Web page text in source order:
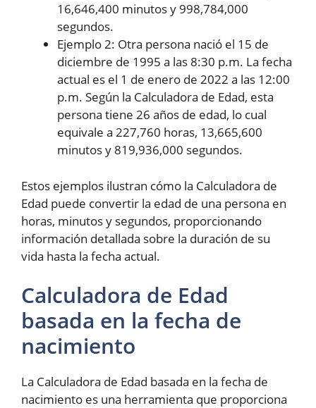
16,646,400 minutos y 998,784,000
segundos.
Ejemplo 2: Otra persona nació el 15 de
diciembre de 1995 a las 8:30 p.m. La fecha
actual es el 1 de enero de 2022 a las 12:00
p.m. Según la Calculadora de Edad, esta
persona tiene 26 años de edad, lo cual
equivale a 227,760 horas, 13,665,600
minutos y 819,936,000 segundos.
Estos ejemplos ilustran cómo la Calculadora de
Edad puede convertir la edad de una persona en
horas, minutos y segundos, proporcionando
información detallada sobre la duración de su
vida hasta la fecha actual.
Calculadora de Edad
basada en la fecha de
nacimiento
La Calculadora de Edad basada en la fecha de
nacimiento es una herramienta que proporciona